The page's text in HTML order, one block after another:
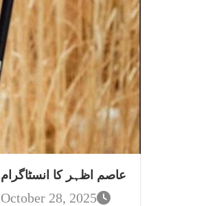
عاصم اظہر کا
October 28, 2025